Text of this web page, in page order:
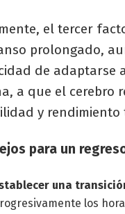
el tercer
prolongado,
de adaptarse
a que el cerebro
y
para un
una
los